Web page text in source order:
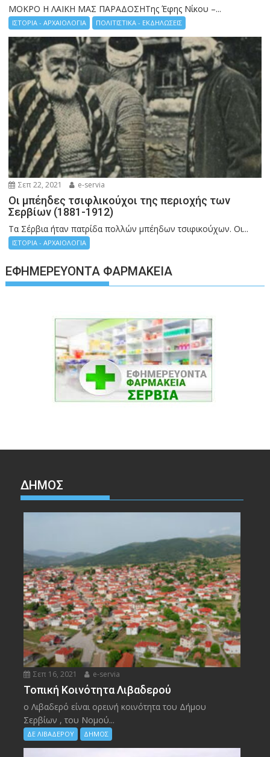
ΜΟΚΡΟ Η ΛΑΙΚΗ ΜΑΣ ΠΑΡΑΔΟΣΗΤης Έφης Νίκου –...
ΙΣΤΟΡΙΑ - ΑΡΧΑΙΟΛΟΓΙΑ ΠΟΛΙΤΙΣΤΙΚΑ - ΕΚΔΗΛΩΣΕΙΣ
Σεπ 22, 2021 e-servia
Οι μπέηδες τσιφλικούχοι της περιοχής των
Σερβίων (1881-1912)
Τα Σέρβια ήταν πατρίδα πολλών μπέηδων τσιφικούχων. Οι...
ΙΣΤΟΡΙΑ - ΑΡΧΑΙΟΛΟΓΙΑ
ΕΦΗΜΕΡΕΎΟΝΤΑ ΦΑΡΜΑΚΕΊΑ
ΔΉΜΟΣ
Σεπ 16, 2021 e-servia
Τοπική Κοινότητα Λιβαδερού
ο Λιβαδερό είναι ορεινή κοινότητα του Δήμου
Σερβίων , του Νομού...
ΔΕ ΛΙΒΑΔΕΡΟΥ ΔΗΜΟΣ